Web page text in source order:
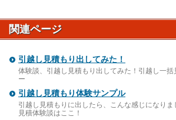
関連ページ
引越し見積もり出してみた！
体験談、引越し見積もり出してみた！引越し一括
ー
引越し見積もり体験サンプル
引越し見積もりに出したら、こんな感じになり
見積体験談はここ！